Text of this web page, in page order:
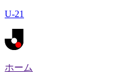
U-21
ホーム